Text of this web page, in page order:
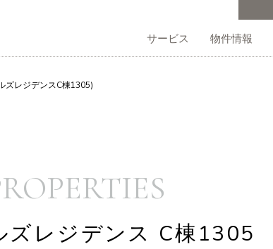
サービス 物件情報
レジデンスC棟1305)
ズレジデンス C棟1305